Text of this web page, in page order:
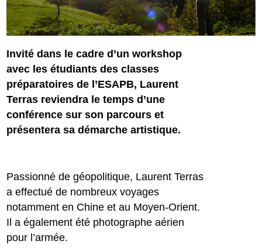
Invité dans le cadre d’un workshop
avec les étudiants des classes
préparatoires de l’ESAPB, Laurent
Terras reviendra le temps d’une
conférence sur son parcours et
présentera sa démarche artistique.
Passionné de géopolitique, Laurent Terras
a effectué de nombreux voyages
notamment en Chine et au Moyen-Orient.
Il a également été photographe aérien
pour l’armée.